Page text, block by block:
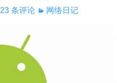
23 条评论 网络日记